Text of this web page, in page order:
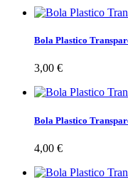
Bola Plastico
3,00 €
Bola Plastico
4,00 €